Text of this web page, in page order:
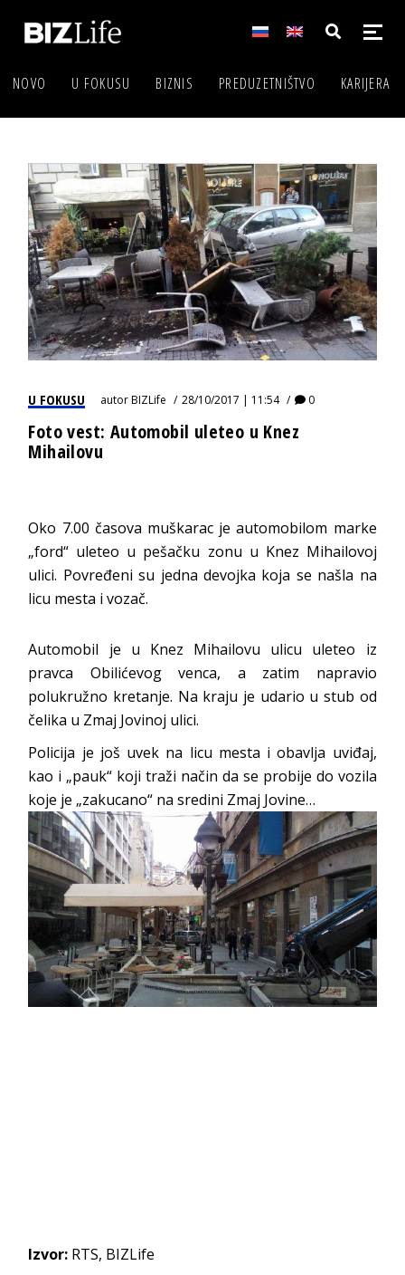
NOVO U FOKUSU BIZNIS PREDUZETNIŠTVO KARIJERA
U FOKUSU autorBIZLife 28/10/2017 | 11:54 0
Foto vest: Automobil uleteo u Knez
Mihailovu
Oko 7.00 časova muškarac je automobilom marke
„ford“ uleteo u pešačku zonu u Knez Mihailovoj
ulici. Povređeni su jedna devojka koja se našla na
licu mesta i vozač.
Automobil je u Knez Mihailovu ulicu uleteo iz
pravca Obilićevog venca, a zatim napravio
polukružno kretanje. Na kraju je udario u stub od
čelika u Zmaj Jovinoj ulici.
Policija je još uvek na licu mesta i obavlja uviđaj,
kao i „pauk“ koji traži način da se probije do vozila
koje je „zakucano“ na sredini Zmaj Jovine…
Izvor: RTS, BIZLife